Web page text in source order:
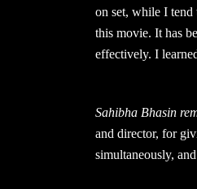
on set, while I tend
this movie. It has
effectively. I
Sahibha Bhasin
and director, for
simultaneously,